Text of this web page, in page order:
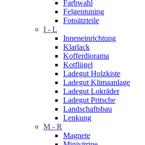
Farbwahl
Felgentuning
Fotoätzteile
I - L
Inneneinrichtung
Klarlack
Kofferdiorama
Kotflügel
Ladegut Holzkiste
Ladegut Klimaanlage
Ladegut Lokräder
Ladegut Pritsche
Landschaftsbau
Lenkung
M - R
Magnete